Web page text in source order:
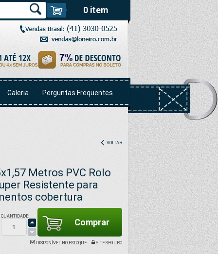
0 item
Galeria Perguntas Frequentes
VOLTAR
Metros PVC Rolo
Resistente para
cobertura
QUANTIDADE:
DISPONÍVEL NO ESTOQUE SITE SEGURO